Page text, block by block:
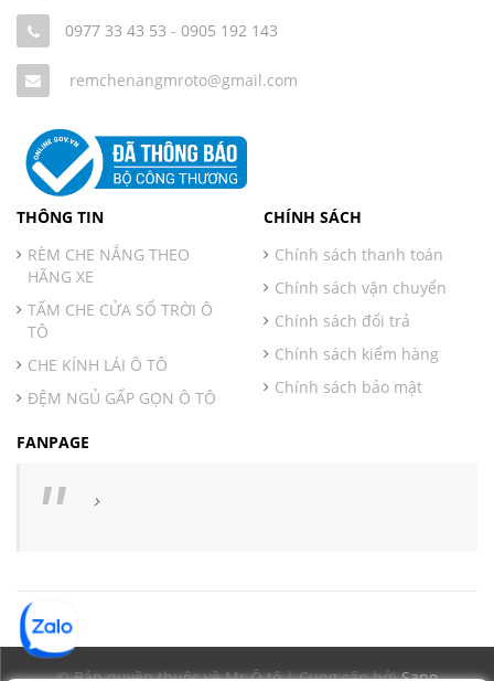
0977 33 43 53 - 0905 192 143
remchenangmroto@gmail.com
THÔNG TIN
RÈM CHE NẮNG THEO
HÃNG XE
TẤM CHE CỬA SỔ TRỜI Ô
TÔ
CHE KÍNH LÁI Ô TÔ
ĐỆM NGỦ GẤP GỌN Ô TÔ
CHÍNH SÁCH
Chính sách thanh toán
Chính sách vận chuyển
Chính sách đổi trả
Chính sách kiểm hàng
Chính sách bảo mật
FANPAGE